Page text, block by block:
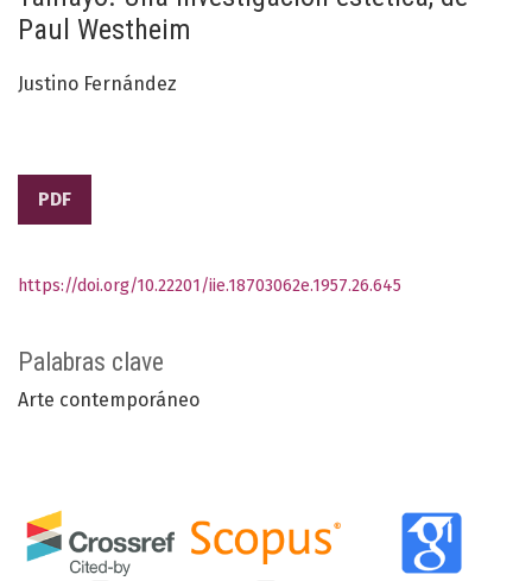
Paul Westheim
Justino Fernández
PDF
Palabras clave
Arte contemporáneo
https://doi.org/10.22201/iie.18703062e.1957.26.645